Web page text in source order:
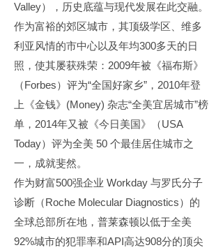
Valley），历史底蕴与现代发展在此交融。
作为富裕的郊区城市，其顶级学区、维多
利亚风情的市中心以及年均300多天的日
照，使其屡获殊荣：2009年被《福布斯》
（Forbes）评为“全国好家乡”，2010年登
上《金钱》(Money) 杂志“全美宜居城市”榜
单，2014年又被《今日美国》（USA
Today）评为全美 50 个最佳居住城市之
一，成就斐然。
作为财富500强企业 Workday 与罗氏分子
诊断（Roche Molecular Diagnostics）的
全球总部所在地，普莱森顿以低于全美
92%城市的犯罪率和API高达908分的顶尖